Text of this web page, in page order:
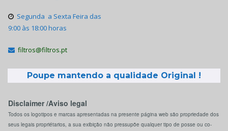
 Segunda a Sexta Feira das
9:00 às 18:00 horas
 filtros@filtros.pt
Poupe mantendo a qualidade Original !
Disclaimer /Aviso legal
Todos os logotipos e marcas apresentadas na presente página web são propriedade dos
seus legais propriétarios, a sua exibição não pressupõe qualquer tipo de posse ou co-